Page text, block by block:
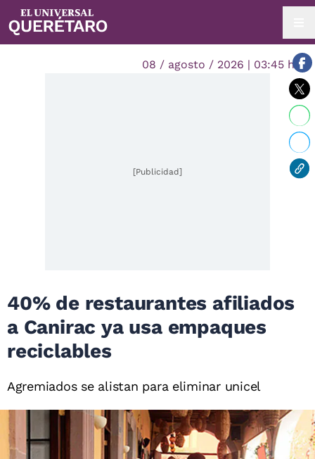
08 / agosto / 2026 | 03:45 hrs.
[Publicidad]
40% de restaurantes afiliados
a Canirac ya usa empaques
reciclables
Agremiados se alistan para eliminar unicel